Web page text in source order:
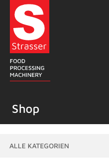
Zum
Inhalt
springen
Shop